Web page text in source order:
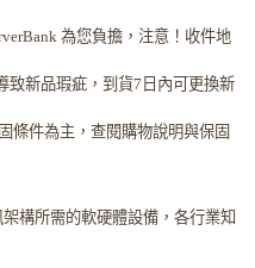
為您負擔，注意！收件地
致新品瑕疵，到貨7日內可更換新
條件為主，查閱購物說明與保固
構所需的軟硬體設備，各行業知